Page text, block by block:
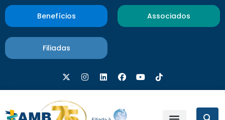
Benefícios Associados
Filiadas